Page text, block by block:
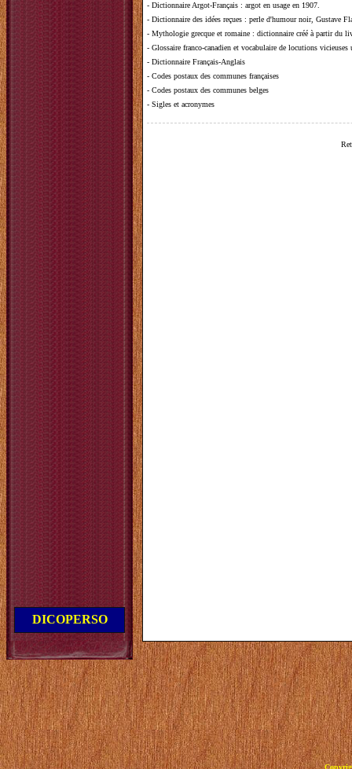
DICOPERSO
- Dictionnaire Argot-Français : argot en usage en 1907.
- Dictionnaire des idées reçues : perle d'humour noir, Gustave
- Mythologie grecque et romaine : dictionnaire créé à partir du
- Glossaire franco-canadien et vocabulaire de locutions vicieuses
- Dictionnaire Français-Anglais
- Codes postaux des communes françaises
- Codes postaux des communes belges
- Sigles et acronymes